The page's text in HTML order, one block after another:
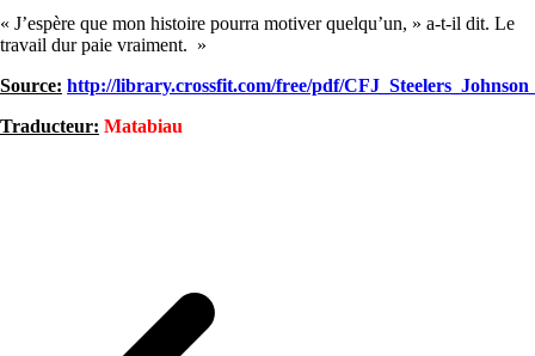
« J’espère que mon histoire pourra motiver quelqu’un, » a-t-il dit. Le
travail dur paie vraiment. »
Source: http://library.crossfit.com/free/pdf/
Traducteur: Matabiau